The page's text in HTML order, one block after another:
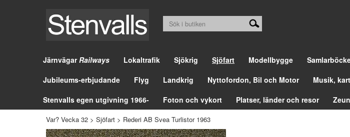
JärnvägarRailways Lokaltrafik Sjökrig Sjöfart Modellbygge
Jubileums-erbjudande
Flyg Landkrig Nyttofordon, Bil och Motor Musik,
Stenvalls egen utgivning 1966-
Foton och vykort Platser, länder och resor
Var? Vecka 32 > Sjöfart > Rederi AB Svea Turlistor 1963